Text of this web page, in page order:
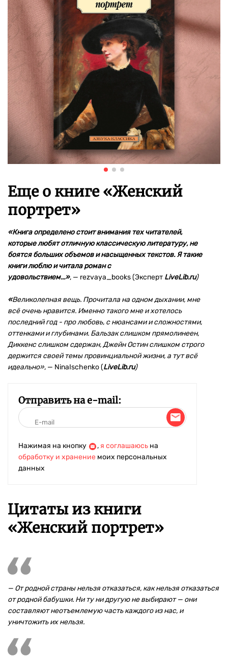
Еще о книге «Женский
портрет»
«Книга определено стоит внимания тех читателей,
которые любят отличную классическую литературу, не
боятся больших объемов и насыщенных текстов. Я такие
книги люблю и читала роман с
удовольствием...», — rezvaya_books (Эксперт LiveLib.ru)
«Великолепная вещь. Прочитала на одном дыхании, мне
всё очень нравится. Именно такого мне и хотелось
последний год - про любовь, с нюансами и сложностями,
оттенками и глубинами. Бальзак слишком прямолинеен,
Диккенс слишком сдержан, Джейн Остин слишком строго
держится своей темы провинциальной жизни, а тут всё
идеально», — NinaIschenko (LiveLib.ru)
Отправить на e-mail:
Нажимая на кнопку , я соглашаюсь на
обработку и хранение моих персональных
данных
Цитаты из книги
«Женский портрет»
— От родной страны нельзя отказаться, как нельзя отказаться
от родной бабушки. Ни ту ни другую не выбирают — они
составляют неотъемлемую часть каждого из нас, и
уничтожить их нельзя.